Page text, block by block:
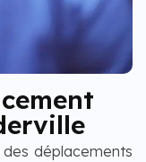
des déplacements